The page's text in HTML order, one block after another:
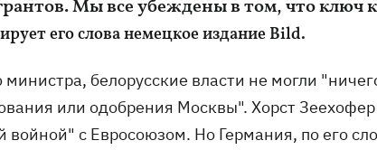
Мы все убеждены в том, что ключ
его слова немецкое издание Вild.
белорусские власти не могли
или одобрения Москвы". Хорст
войной" с Евросоюзом. Но Германия, по его